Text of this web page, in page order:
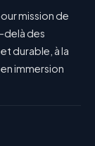
mission de
delà des
durable, à la
immersion